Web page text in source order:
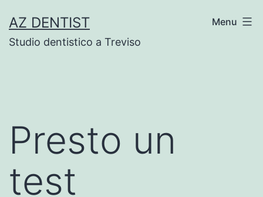
to
content
AZ DENTIST
Studio dentistico a Treviso
Menu
Presto un
test